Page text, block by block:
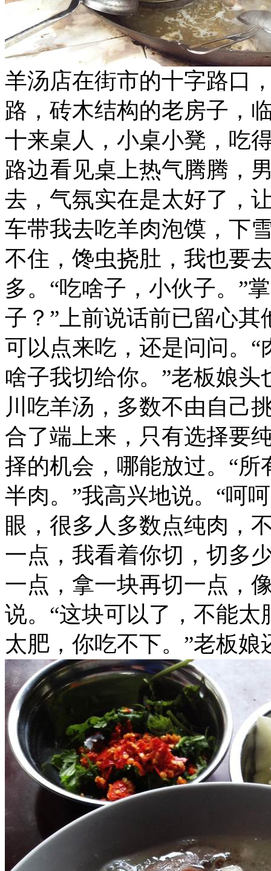
羊汤店在街市的十字路口
路，砖木结构的老房子，
十来桌人，小桌小凳，吃
路边看见桌上热气腾腾，
去，气氛实在是太好了，
车带我去吃羊肉泡馍，下
不住，馋虫挠肚，我也要
多。“吃啥子，小伙子。”
子？”上前说话前已留心
可以点来吃，还是问问。
啥子我切给你。”老板娘
川吃羊汤，多数不由自己
合了端上来，只有选择要
择的机会，哪能放过。“
半肉。”我高兴地说。“呵
眼，很多人多数点纯肉，
一点，我看着你切，切多
一点，拿一块再切一点，
说。“这块可以了，不能
太肥，你吃不下。”老板